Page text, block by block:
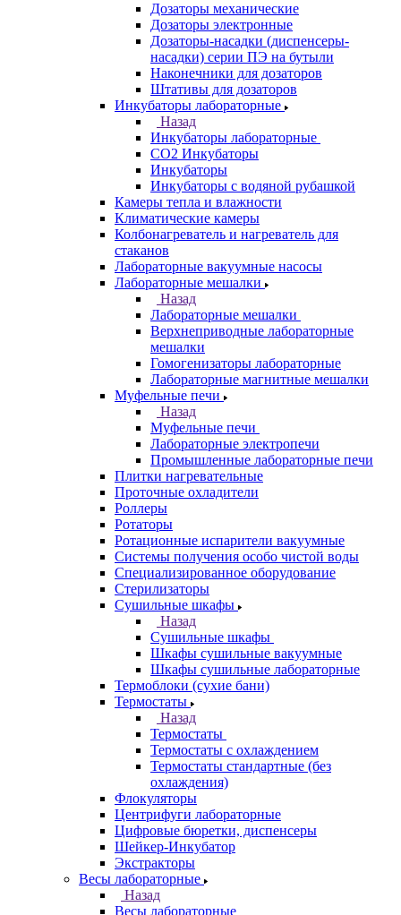
Дозаторы механические
Дозаторы электронные
Дозаторы-насадки (диспенсеры-
насадки) серии ПЭ на бутыли
Наконечники для дозаторов
Штативы для дозаторов
Инкубаторы лабораторные
Назад
Инкубаторы лабораторные
CO2 Инкубаторы
Инкубаторы
Инкубаторы с водяной рубашкой
Камеры тепла и влажности
Климатические камеры
Колбонагреватель и нагреватель для
стаканов
Лабораторные вакуумные насосы
Лабораторные мешалки
Назад
Лабораторные мешалки
Верхнеприводные лабораторные
мешалки
Гомогенизаторы лабораторные
Лабораторные магнитные мешалки
Муфельные печи
Назад
Муфельные печи
Лабораторные электропечи
Промышленные лабораторные печи
Плитки нагревательные
Проточные охладители
Роллеры
Ротаторы
Ротационные испарители вакуумные
Системы получения особо чистой воды
Специализированное оборудование
Стерилизаторы
Сушильные шкафы
Назад
Сушильные шкафы
Шкафы сушильные вакуумные
Шкафы сушильные лабораторные
Термоблоки (сухие бани)
Термостаты
Назад
Термостаты
Термостаты с охлаждением
Термостаты стандартные (без
охлаждения)
Флокуляторы
Центрифуги лабораторные
Цифровые бюретки, диспенсеры
Шейкер-Инкубатор
Экстракторы
Весы лабораторные
Назад
Весы лабораторные